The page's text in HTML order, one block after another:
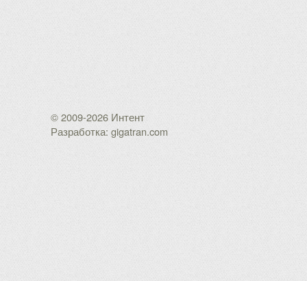
© 2009-2026 Интент
Разработка: gigatran.com